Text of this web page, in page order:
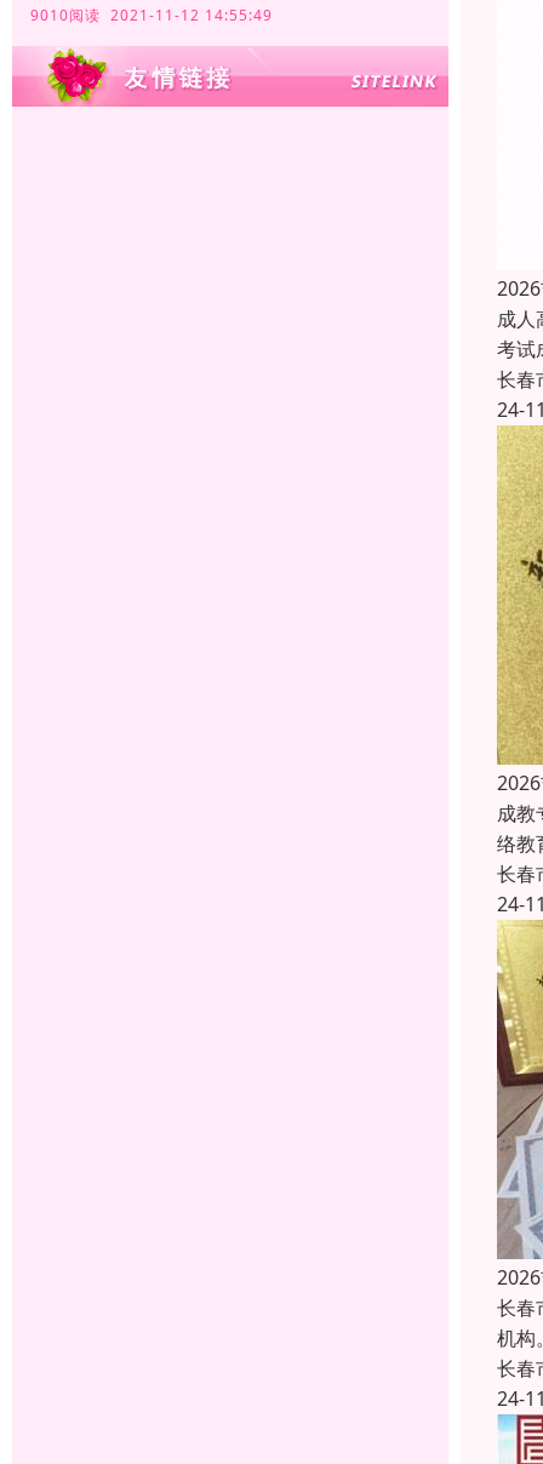
9010阅读 2021-11-12 14:55:49
成人
考试
长春
24-
成教
络教
长春
24-
长春
机构
长春
24-